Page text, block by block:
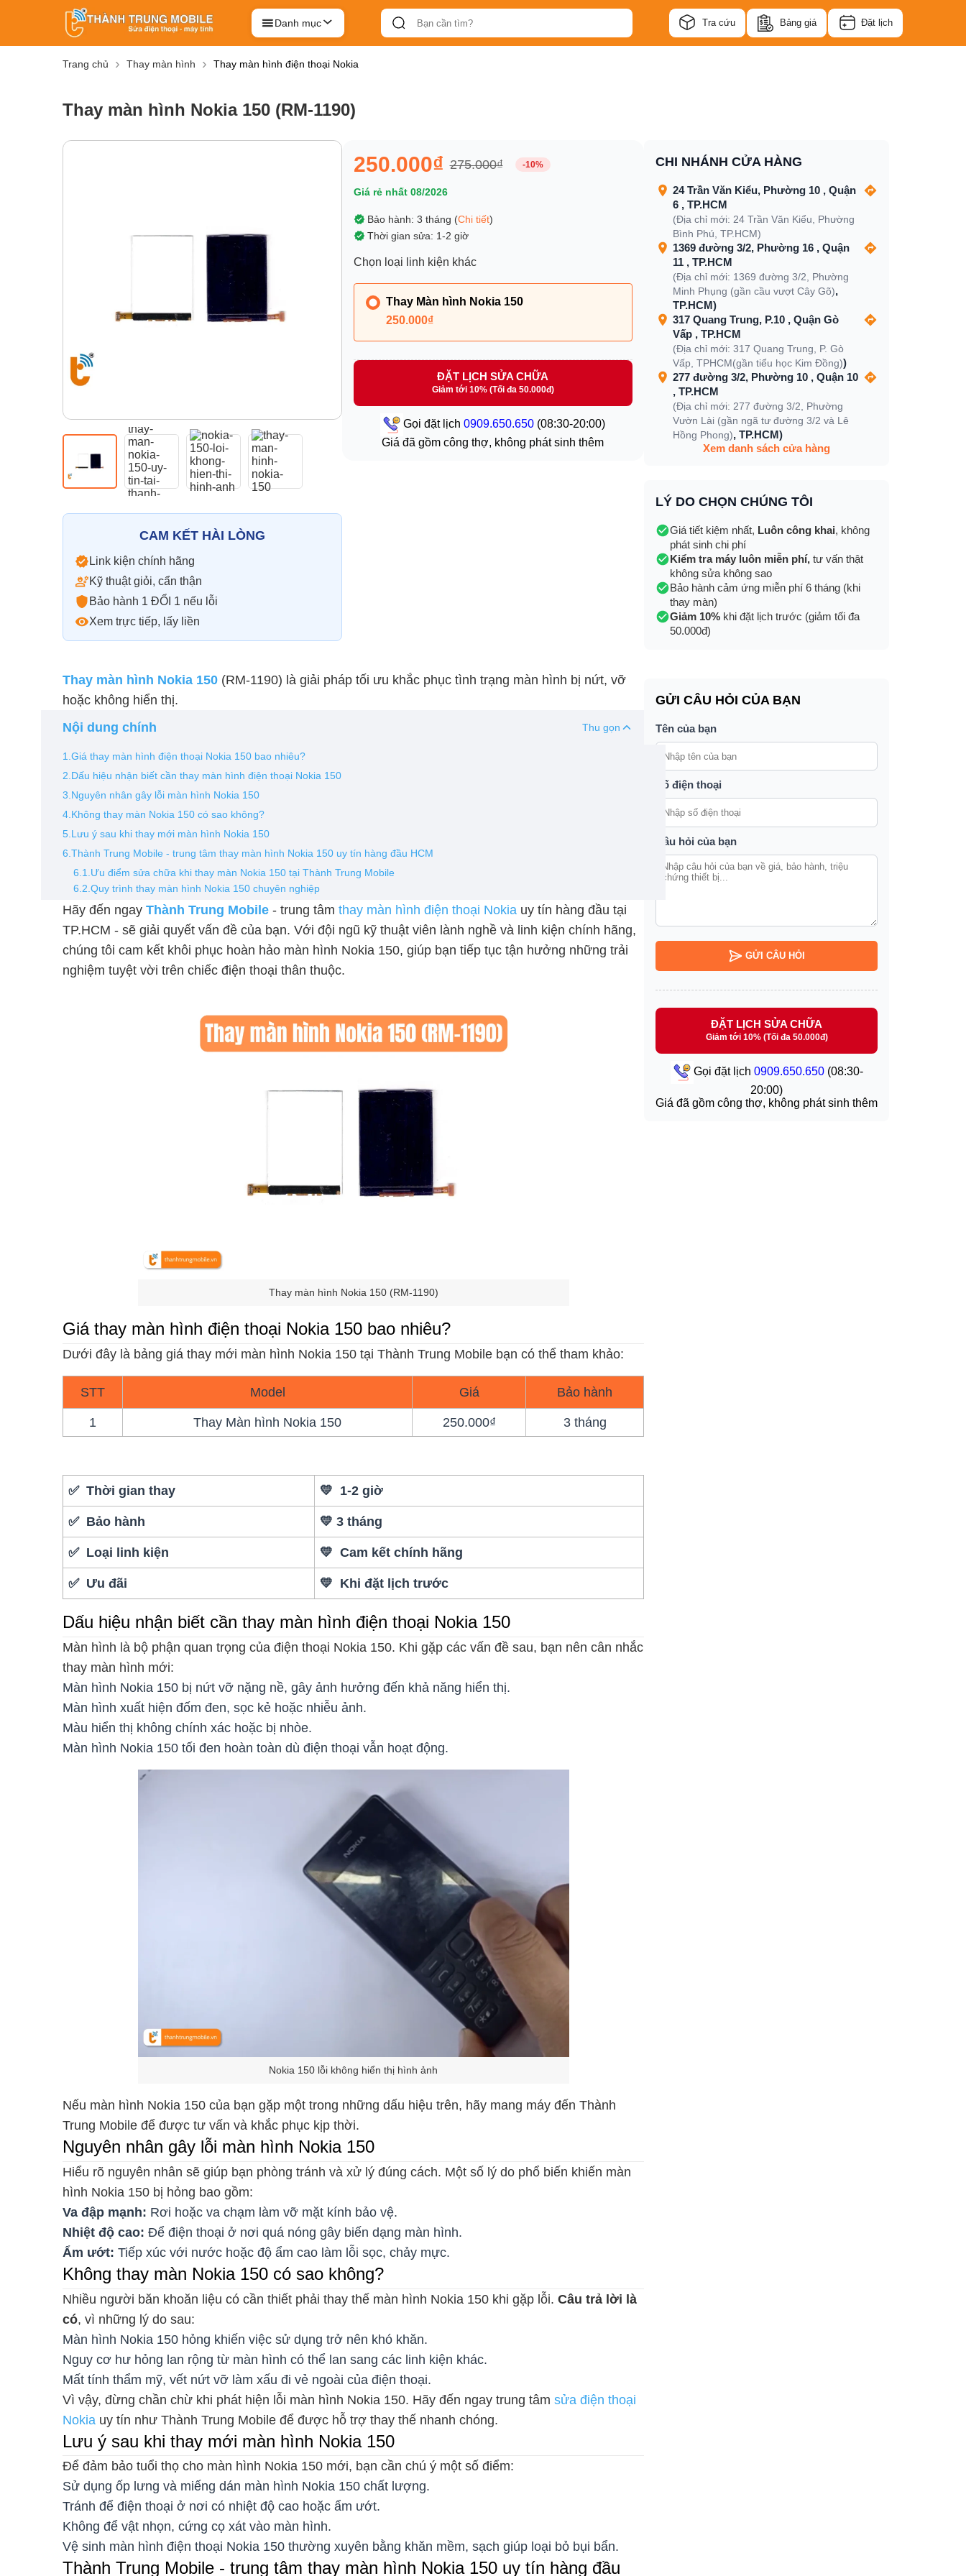
Danh mục Tra cứu Bảng giá Đặt lịch
Trang chủ Thay màn hình Thay màn hình điện thoại Nokia
Thay màn hình Nokia 150 (RM-1190)
CAM KẾT HÀI LÒNG
Link kiện chính hãng
Kỹ thuật giỏi, cẩn thận
Bảo hành 1 ĐỔI 1 nếu lỗi
Xem trực tiếp, lấy liền
250.000₫ 275.000₫ -10%
Giá rẻ nhất 08/2026
Bảo hành: 3 tháng (Chi tiết)
Thời gian sửa: 1-2 giờ
Chọn loại linh kiện khác
Thay Màn hình Nokia 150
250.000₫
ĐẶT LỊCH SỬA CHỮA
Giảm tới 10% (Tối đa 50.000đ)
Gọi đặt lịch0909.650.650 (08:30-20:00)
Giá đã gồm công thợ, không phát sinh thêm
Thay màn hình Nokia 150 (RM-1190) là giải pháp tối ưu khắc phục tình trạng màn hình bị nứt, vỡ
hoặc không hiển thị.
Nội dung chính
Thu gọn
1.Giá thay màn hình điện thoại Nokia 150 bao nhiêu?
2.Dấu hiệu nhận biết cần thay màn hình điện thoại Nokia 150
3.Nguyên nhân gây lỗi màn hình Nokia 150
4.Không thay màn Nokia 150 có sao không?
5.Lưu ý sau khi thay mới màn hình Nokia 150
6.Thành Trung Mobile - trung tâm thay màn hình Nokia 150 uy tín hàng đầu HCM
6.1.Ưu điểm sửa chữa khi thay màn Nokia 150 tại Thành Trung Mobile
6.2.Quy trình thay màn hình Nokia 150 chuyên nghiệp
Hãy đến ngay Thành Trung Mobile - trung tâm thay màn hình điện thoại Nokia uy tín hàng đầu tại
TP.HCM - sẽ giải quyết vấn đề của bạn. Với đội ngũ kỹ thuật viên lành nghề và linh kiện chính hãng,
chúng tôi cam kết khôi phục hoàn hảo màn hình Nokia 150, giúp bạn tiếp tục tận hưởng những trải
nghiệm tuyệt vời trên chiếc điện thoại thân thuộc.
Thay màn hình Nokia 150 (RM-1190)
Giá thay màn hình điện thoại Nokia 150 bao nhiêu?
Dưới đây là bảng giá thay mới màn hình Nokia 150 tại Thành Trung Mobile bạn có thể tham khảo:
STT Model Giá Bảo hành
1 Thay Màn hình Nokia 150 250.000₫ 3 tháng
✅ Thời gian thay 💛 1-2 giờ
✅ Bảo hành 💛 3 tháng
✅ Loại linh kiện 💛 Cam kết chính hãng
✅ Ưu đãi 💛 Khi đặt lịch trước
Dấu hiệu nhận biết cần thay màn hình điện thoại Nokia 150
Màn hình là bộ phận quan trọng của điện thoại Nokia 150. Khi gặp các vấn đề sau, bạn nên cân nhắc
thay màn hình mới:
Màn hình Nokia 150 bị nứt vỡ nặng nề, gây ảnh hưởng đến khả năng hiển thị.
Màn hình xuất hiện đốm đen, sọc kẻ hoặc nhiễu ảnh.
Màu hiển thị không chính xác hoặc bị nhòe.
Màn hình Nokia 150 tối đen hoàn toàn dù điện thoại vẫn hoạt động.
Nokia 150 lỗi không hiển thị hình ảnh
Nếu màn hình Nokia 150 của bạn gặp một trong những dấu hiệu trên, hãy mang máy đến Thành
Trung Mobile để được tư vấn và khắc phục kịp thời.
Nguyên nhân gây lỗi màn hình Nokia 150
Hiểu rõ nguyên nhân sẽ giúp bạn phòng tránh và xử lý đúng cách. Một số lý do phổ biến khiến màn
hình Nokia 150 bị hỏng bao gồm:
Va đập mạnh: Rơi hoặc va chạm làm vỡ mặt kính bảo vệ.
Nhiệt độ cao: Để điện thoại ở nơi quá nóng gây biến dạng màn hình.
Ẩm ướt: Tiếp xúc với nước hoặc độ ẩm cao làm lỗi sọc, chảy mực.
Không thay màn Nokia 150 có sao không?
Nhiều người băn khoăn liệu có cần thiết phải thay thế màn hình Nokia 150 khi gặp lỗi. Câu trả lời là
có, vì những lý do sau:
Màn hình Nokia 150 hỏng khiến việc sử dụng trở nên khó khăn.
Nguy cơ hư hỏng lan rộng từ màn hình có thể lan sang các linh kiện khác.
Mất tính thẩm mỹ, vết nứt vỡ làm xấu đi vẻ ngoài của điện thoại.
Vì vậy, đừng chần chừ khi phát hiện lỗi màn hình Nokia 150. Hãy đến ngay trung tâm sửa điện thoại
Nokia uy tín như Thành Trung Mobile để được hỗ trợ thay thế nhanh chóng.
Lưu ý sau khi thay mới màn hình Nokia 150
Để đảm bảo tuổi thọ cho màn hình Nokia 150 mới, bạn cần chú ý một số điểm:
Sử dụng ốp lưng và miếng dán màn hình Nokia 150 chất lượng.
Tránh để điện thoại ở nơi có nhiệt độ cao hoặc ẩm ướt.
Không để vật nhọn, cứng cọ xát vào màn hình.
Vệ sinh màn hình điện thoại Nokia 150 thường xuyên bằng khăn mềm, sạch giúp loại bỏ bụi bẩn.
Thành Trung Mobile - trung tâm thay màn hình Nokia 150 uy tín hàng đầu
CHI NHÁNH CỬA HÀNG
24 Trần Văn Kiểu, Phường 10 , Quận
6 , TP.HCM
(Địa chỉ mới: 24 Trần Văn Kiểu, Phường
Bình Phú, TP.HCM)
1369 đường 3/2, Phường 16 , Quận
11 , TP.HCM
(Địa chỉ mới: 1369 đường 3/2, Phường
Minh Phụng (gần cầu vượt Cây Gõ),
TP.HCM)
317 Quang Trung, P.10 , Quận Gò
Vấp , TP.HCM
(Địa chỉ mới: 317 Quang Trung, P. Gò
Vấp, TPHCM(gần tiểu học Kim Đồng))
277 đường 3/2, Phường 10 , Quận 10
, TP.HCM
(Địa chỉ mới: 277 đường 3/2, Phường
Vườn Lài (gần ngã tư đường 3/2 và Lê
Hồng Phong), TP.HCM)
Xem danh sách cửa hàng
LÝ DO CHỌN CHÚNG TÔI
Giá tiết kiệm nhất, Luôn công khai, không
phát sinh chi phí
Kiểm tra máy luôn miễn phí, tư vấn thật
không sửa không sao
Bảo hành cảm ứng miễn phí 6 tháng (khi
thay màn)
Giảm 10% khi đặt lịch trước (giảm tối đa
50.000đ)
GỬI CÂU HỎI CỦA BẠN
Tên của bạn
Số điện thoại
Câu hỏi của bạn
GỬI CÂU HỎI
ĐẶT LỊCH SỬA CHỮA
Giảm tới 10% (Tối đa 50.000đ)
Gọi đặt lịch 0909.650.650(08:30-
20:00)
Giá đã gồm công thợ, không phát sinh thêm